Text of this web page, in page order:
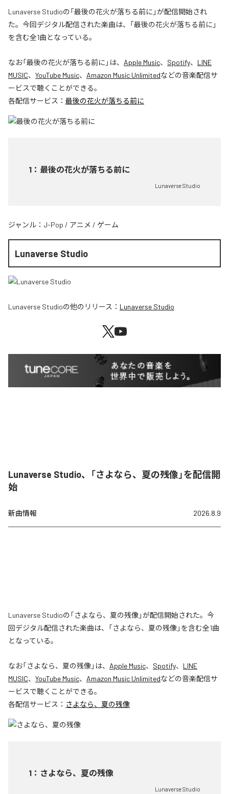
Lunaverse Studioの「最後の花火が落ちる前に」が配信開始され
た。今回デジタル配信された楽曲は、「最後の花火が落ちる前に」
を含む全1曲となっている。
なお「最後の花火が落ちる前に 」は、 Apple Music、 Spotify、 LINE
MUSIC、 YouTube Music、 Amazon Music Unlimitedなどの音楽配信サ
ービスで聴くことができる。
各配信サービス： 最後の花火が落ちる前に
1 ： 最後の花火が落ちる前に
Lunaverse Studio
ジャンル： J-Pop / アニメ / ゲーム
Lunaverse Studio
Lunaverse Studioの他のリリース： Lunaverse Studio
Lunaverse Studio、「さよなら、夏の残像」を配信開
始
新曲情報 2026.8.9
Lunaverse Studioの「さよなら、夏の残像」が配信開始された。今
回デジタル配信された楽曲は、「さよなら、夏の残像」を含む全1曲
となっている。
なお「さよなら、夏の残像」は、 Apple Music、 Spotify、 LINE
MUSIC、 YouTube Music、 Amazon Music Unlimitedなどの音楽配信サ
ービスで聴くことができる。
各配信サービス： さよなら、夏の残像
1 ： さよなら、夏の残像
Lunaverse Studio